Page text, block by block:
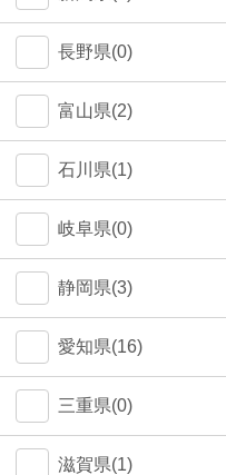
荒川区(0)
北区(0)
中野区(0)
長野県(0)
富山県(2)
石川県(1)
岐阜県(0)
静岡県(3)
愛知県(16)
名古屋市(14)
三重県(0)
滋賀県(1)